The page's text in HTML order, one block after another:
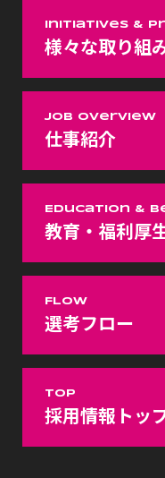
Initiatives &
様々な取り組
Job Overview
仕事紹介
Education &
教育・福利厚
FLOW
選考フロー
TOP
採用情報トッ